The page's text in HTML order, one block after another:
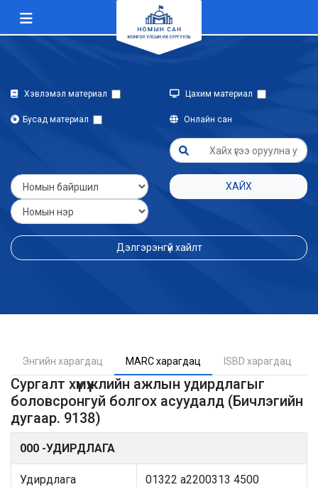
Хэвлэмэл материал Цахим материал
Бусад материал Онлайн сан
ХАЙХ
Дэлгэрэнгүй хайлт
Энгийн харагдац MARC харагдац ISBD харагдац
Сургалт хүмүүжлийн ажлын удирдлагыг
боловсронгуй болгох асуудалд (Бичлэгийн
дугаар. 9138)
000 -УДИРДЛАГА
Удирдлага 01322 a2200313 4500